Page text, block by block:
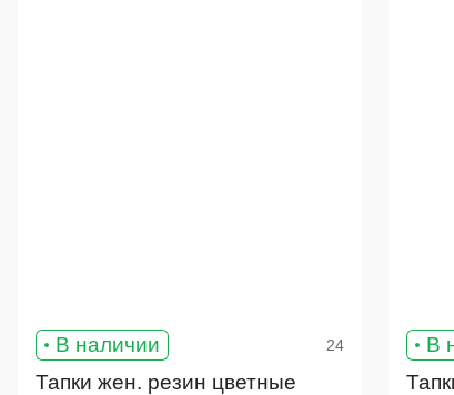
В наличии 24
Тапки жен. резин цветные
В